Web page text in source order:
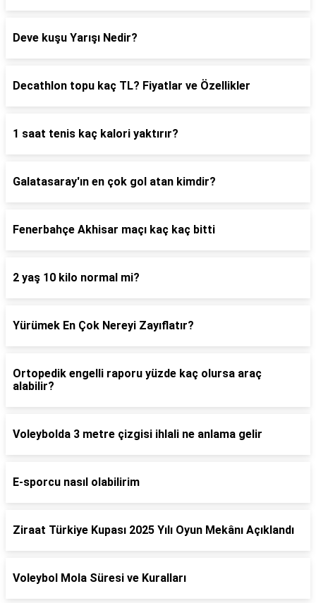
Deve kuşu Yarışı Nedir?
Decathlon topu kaç TL? Fiyatlar ve Özellikler
1 saat tenis kaç kalori yaktırır?
Galatasaray'ın en çok gol atan kimdir?
Fenerbahçe Akhisar maçı kaç kaç bitti
2 yaş 10 kilo normal mi?
Yürümek En Çok Nereyi Zayıflatır?
Ortopedik engelli raporu yüzde kaç olursa araç
alabilir?
Voleybolda 3 metre çizgisi ihlali ne anlama gelir
E-sporcu nasıl olabilirim
Ziraat Türkiye Kupası 2025 Yılı Oyun Mekânı Açıklandı
Voleybol Mola Süresi ve Kuralları